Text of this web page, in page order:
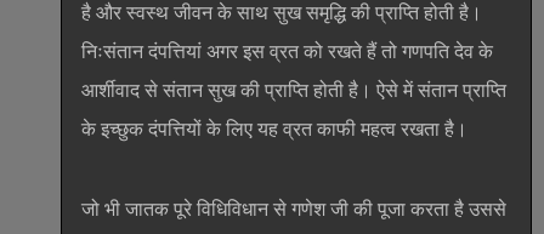
है और स्वस्थ जीवन के साथ सुख समृद्धि की प्राप्ति होती है।
निःसंतान दंपत्तियां अगर इस व्रत को रखते हैं तो गणपति देव के
आर्शीवाद से संतान सुख की प्राप्ति होती है। ऐसे में संतान प्राप्ति
के इच्छुक दंपत्तियों के लिए यह व्रत काफी महत्व रखता है।
जो भी जातक पूरे विधिविधान से गणेश जी की पूजा करता है उससे